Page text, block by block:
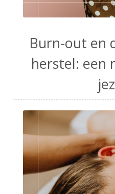
Burn-out en
herstel: een